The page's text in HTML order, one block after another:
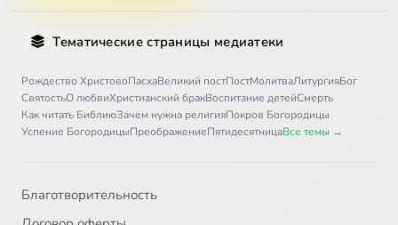
Тематические страницы медиатеки
Рождество ХристовоПасхаВеликий постПостМолитваЛитургияБог
СвятостьО любвиХристианский бракВоспитание детейСмерть
Как читать БиблиюЗачем нужна религияПокров Богородицы
Успение БогородицыПреображениеПятидесятницаВсе темы →
Благотворительность